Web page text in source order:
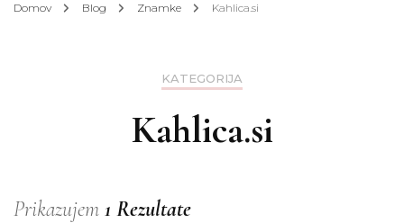
Domov Blog Znamke Kahlica.si
KATEGORIJA
Kahlica.si
Prikazujem 1 Rezultate